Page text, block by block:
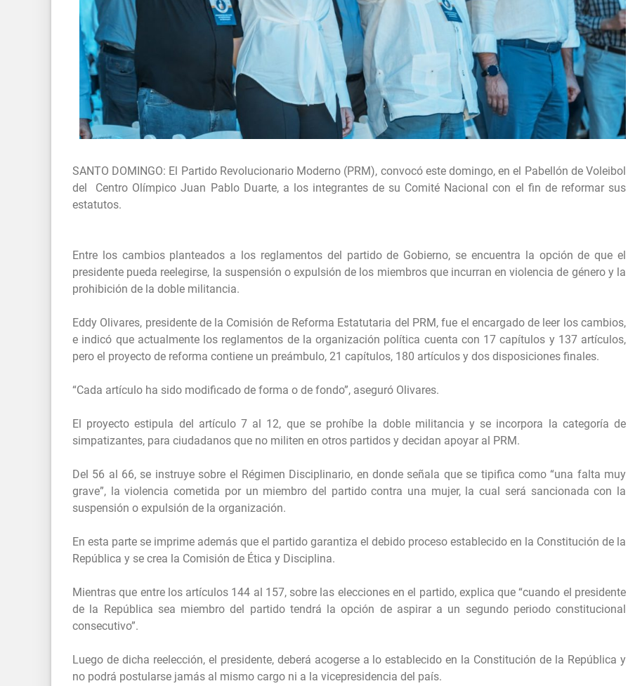
SANTO DOMINGO: El Partido Revolucionario Moderno (PRM), convocó este domingo, en el Pabellón de Voleibol
del Centro Olímpico Juan Pablo Duarte, a los integrantes de su Comité Nacional con el fin de reformar sus
estatutos.
Entre los cambios planteados a los reglamentos del partido de Gobierno, se encuentra la opción de que el
presidente pueda reelegirse, la suspensión o expulsión de los miembros que incurran en violencia de género y la
prohibición de la doble militancia.
Eddy Olivares, presidente de la Comisión de Reforma Estatutaria del PRM, fue el encargado de leer los cambios,
e indicó que actualmente los reglamentos de la organización política cuenta con 17 capítulos y 137 artículos,
pero el proyecto de reforma contiene un preámbulo, 21 capítulos, 180 artículos y dos disposiciones finales.
“Cada artículo ha sido modificado de forma o de fondo”, aseguró Olivares.
El proyecto estipula del artículo 7 al 12, que se prohíbe la doble militancia y se incorpora la categoría de
simpatizantes, para ciudadanos que no militen en otros partidos y decidan apoyar al PRM.
Del 56 al 66, se instruye sobre el Régimen Disciplinario, en donde señala que se tipifica como “una falta muy
grave”, la violencia cometida por un miembro del partido contra una mujer, la cual será sancionada con la
suspensión o expulsión de la organización.
En esta parte se imprime además que el partido garantiza el debido proceso establecido en la Constitución de la
República y se crea la Comisión de Ética y Disciplina.
Mientras que entre los artículos 144 al 157, sobre las elecciones en el partido, explica que “cuando el presidente
de la República sea miembro del partido tendrá la opción de aspirar a un segundo periodo constitucional
consecutivo”.
Luego de dicha reelección, el presidente, deberá acogerse a lo establecido en la Constitución de la República y
no podrá postularse jamás al mismo cargo ni a la vicepresidencia del país.